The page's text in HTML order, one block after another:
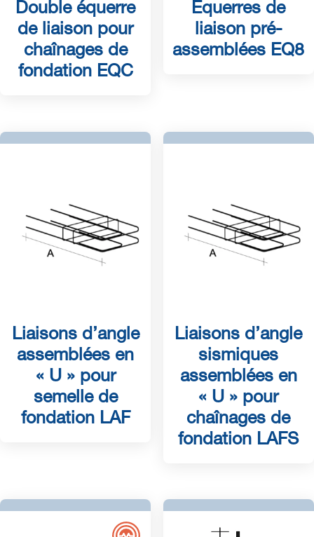
Double équerre
de liaison pour
chaînages de
fondation EQC
Equerres de
liaison pré-
assemblées EQ8
Liaisons d’angle
assemblées en
« U » pour
semelle de
fondation LAF
Liaisons d’angle
sismiques
assemblées en
« U » pour
chaînages de
fondation LAFS